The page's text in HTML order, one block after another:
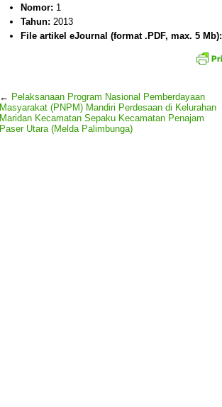
Nomor: 1
Tahun: 2013
File artikel eJournal (format .PDF, max. 5 Mb):
← Pelaksanaan Program Nasional Pemberdayaan
Masyarakat (PNPM) Mandiri Perdesaan di Kelurahan
Maridan Kecamatan Sepaku Kecamatan Penajam
Paser Utara (Melda Palimbunga)